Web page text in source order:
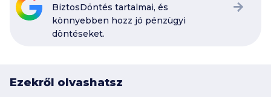
BiztosDöntés tartalmai, és
könnyebben hozz jó pénzügyi
döntéseket.
Ezekről olvashatsz